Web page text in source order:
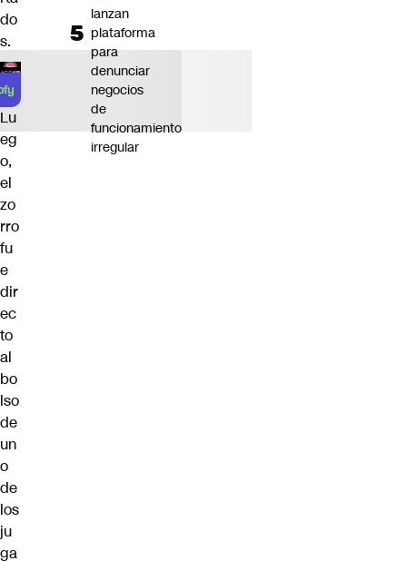
do
s.
Lu
eg
o,
el
zo
rro
fu
e
dir
ec
to
al
bo
lso
de
un
o
de
los
ju
ga
lanzan
plataforma
para
denunciar
negocios
de
funcionamiento
irregular